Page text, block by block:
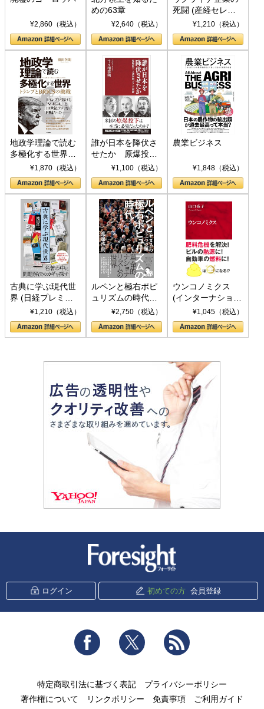
¥2,860（税込）
めの63章
¥2,640（税込）
死闘 (産経セレク
ト S 039)¥1,210（税込）
地政学理論で読む
多極化する世界：
トランプとBRICS
の挑戦
¥1,870（税込）
誰が日本を降伏さ
せたか 原爆投
下、ソ連参戦、そ
して聖断 (PHP新
書)
¥1,100（税込）
農業ビジネス
¥1,848（税込）
古典に学ぶ現代世
界 (日経プレミア
シリーズ)¥1,210（税込）
ルペンと極右ポピ
ュリズムの時代：
〈ヤヌス〉の二つ
の顔
¥2,750（税込）
ウンコノミクス
(インターナショナ
ル新書)¥1,045（税込）
ログイン 初めての方 会員登録
Facebook Twitter
特定商取引法に基づく表記
プライバシーポリシー
著作権について
リンクポリシー 免責事項 ご利用ガイド